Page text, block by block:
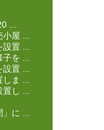
...
小屋 ...
設置 ...
子を ...
設置 ...
しま ...
置し ...
」に ...